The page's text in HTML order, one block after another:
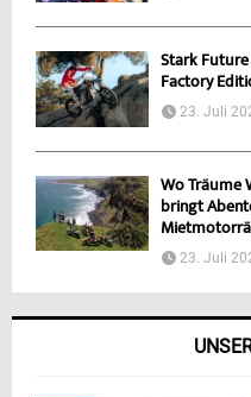
Stark Future
Factory
23. Juli
Wo Träume
bringt
23. Juli